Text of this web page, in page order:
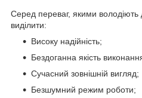
Серед переваг, якими володіють
виділити:
Високу надійність;
Бездоганна якість
Сучасний зовнішній вигляд;
Безшумний режим роботи;